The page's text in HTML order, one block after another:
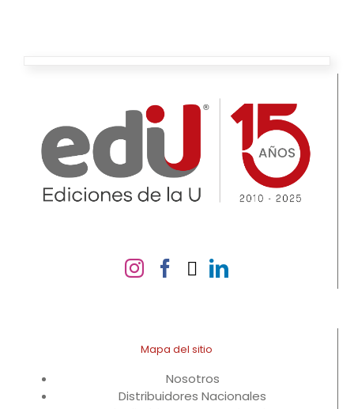
Mapa del sitio
Nosotros
Distribuidores Nacionales